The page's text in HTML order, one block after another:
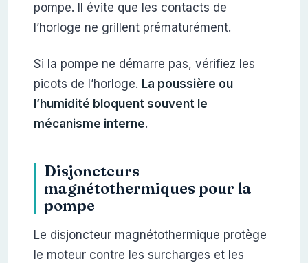
pompe. Il évite que les contacts de
l’horloge ne grillent prématurément.
Si la pompe ne démarre pas, vérifiez les
picots de l’horloge. La poussière ou
l’humidité bloquent souvent le
mécanisme interne.
Disjoncteurs
magnétothermiques pour la
pompe
Le disjoncteur magnétothermique protège
le moteur contre les surcharges et les